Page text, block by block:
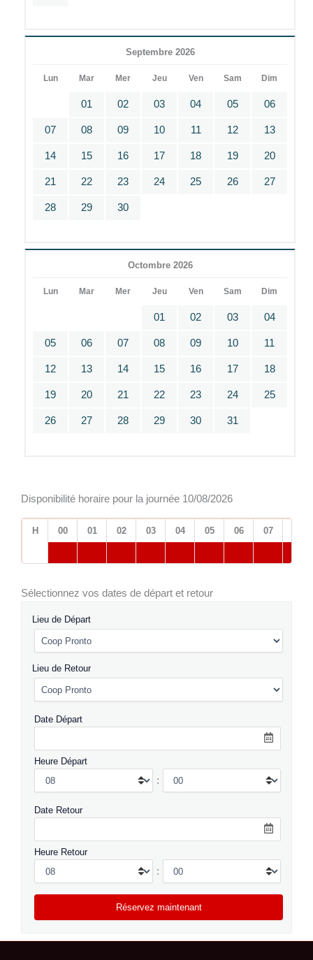
Septembre 2026
Lun Mar Mer Jeu Ven Sam Dim
01 02 03 04 05 06
07 08 09 10 11 12 13
14 15 16 17 18 19 20
21 22 23 24 25 26 27
28 29 30
Octombre 2026
Lun Mar Mer Jeu Ven Sam Dim
01 02 03 04
05 06 07 08 09 10 11
12 13 14 15 16 17 18
19 20 21 22 23 24 25
26 27 28 29 30 31
Disponibilité horaire pour la journée 10/08/2026
H 00 01 02 03 04 05 06 07
Sélectionnez vos dates de départ et retour
Lieu de Départ
Lieu de Retour
Date Départ
Heure Départ
:
Date Retour
Heure Retour
: